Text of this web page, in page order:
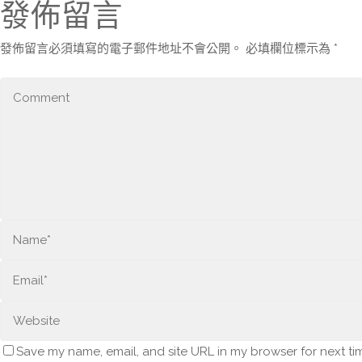
發佈留言
發佈留言必須填寫的電子郵件地址不會公開。 必填欄位標示為 *
Save my name, email, and site URL in my browser for next